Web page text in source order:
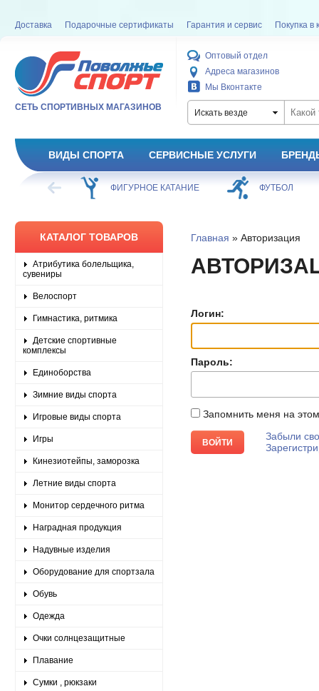
Доставка Подарочные сертификаты Гарантия и сервис Покупка в
СЕТЬ СПОРТИВНЫХ МАГАЗИНОВ
Оптовый отдел
Адреса магазинов
Мы Вконтакте
Искать везде
ВИДЫ СПОРТА СЕРВИСНЫЕ УСЛУГИ
ХОККЕЙ ФИГУРНОЕ КАТАНИЕ ФУТБОЛ
КАТАЛОГ ТОВАРОВ
Атрибутика болельщика,
сувениры
Велоспорт
Гимнастика, ритмика
Детские спортивные
комплексы
Единоборства
Зимние виды спорта
Игровые виды спорта
Игры
Кинезиотейпы, заморозка
Летние виды спорта
Монитор сердечного ритма
Наградная продукция
Надувные изделия
Оборудование для спортзала
Обувь
Одежда
Очки солнцезащитные
Плавание
Сумки , рюкзаки
Главная » Авторизация
Логин:
Пароль:
Запомнить меня на
Забыли